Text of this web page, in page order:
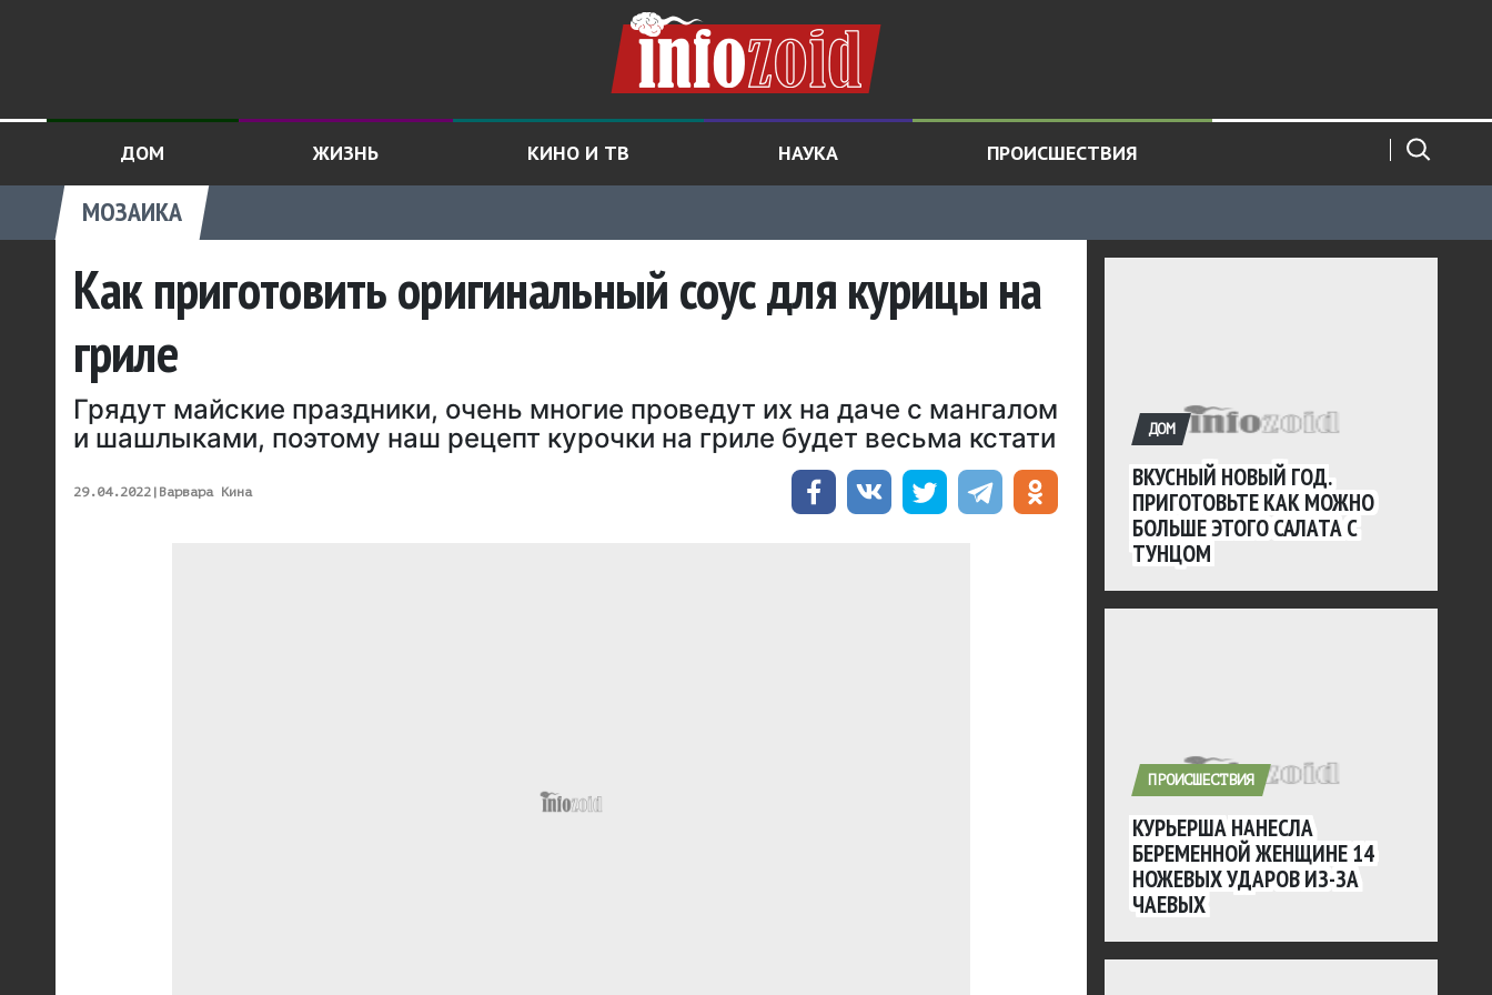
ДОМ ЖИЗНЬ КИНО И ТВ НАУКА ПРОИСШЕСТВИЯ
МОЗАИКА
Как приготовить оригинальный соус для курицы на
гриле
Грядут майские праздники, очень многие проведут их на даче с мангалом
и шашлыками, поэтому наш рецепт курочки на гриле будет весьма кстати
29.04.2022| Варвара Кина
ДОМ
ВКУСНЫЙ НОВЫЙ ГОД.
ПРИГОТОВЬТЕ КАК МОЖНО
БОЛЬШЕ ЭТОГО САЛАТА С
ТУНЦОМ
ПРОИСШЕСТВИЯ
КУРЬЕРША НАНЕСЛА
БЕРЕМЕННОЙ ЖЕНЩИНЕ 14
НОЖЕВЫХ УДАРОВ ИЗ-ЗА
ЧАЕВЫХ